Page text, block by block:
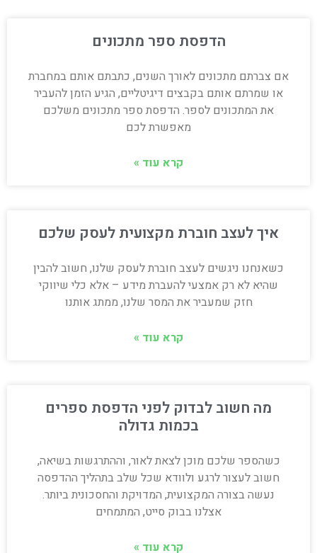
הדפסת ספר מתכונים
אם צברתם מתכונים לאורך השנים, כתבתם אותם במחברת
או שמרתם אותם בקבצים דיגיטליים, הגיע הזמן להעביר
את המתכונים לספר. הדפסת ספר מתכונים משלכם
מאפשרת לכם
קרא עוד »
איך לעצב חוברת מקצועית לעסק שלכם
כשאנחנו ניגשים לעצב חוברת לעסק שלנו, חשוב להבין
שהיא לא רק אמצעי להעברת מידע – אלא כלי שיווקי
חזק שמעביר את המסר שלנו, ממתג אותנו
קרא עוד »
מה חשוב לבדוק לפני הדפסת ספרים
בכמות גדולה
כשהספר שלכם מוכן לצאת לאור, וההתרגשות בשיאה,
חשוב לעצור לרגע ולוודא שכל שלב בתהליך ההדפסה
נעשה בצורה המקצועית, המדויקת והחסכונית ביותר.
אצלנו בבוק סייט, המתמחים
קרא עוד »